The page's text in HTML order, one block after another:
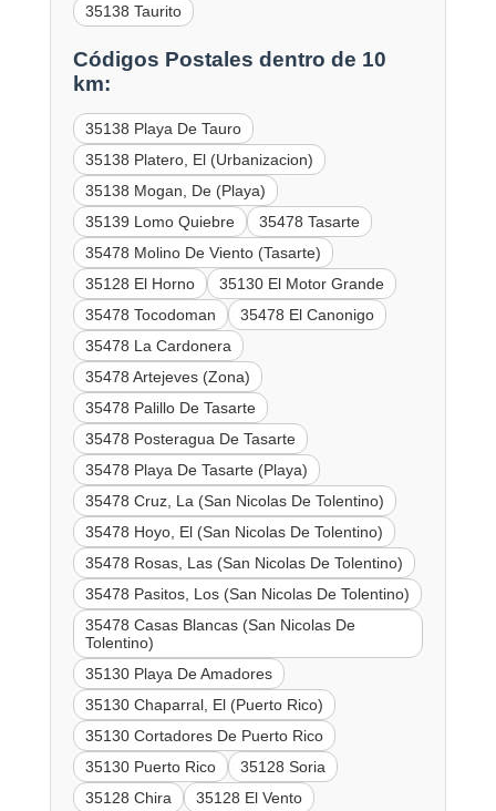
35138 Taurito
Códigos Postales dentro de 10
km:
35138 Playa De Tauro
35138 Platero, El (Urbanizacion)
35138 Mogan, De (Playa)
35139 Lomo Quiebre
35478 Tasarte
35478 Molino De Viento (Tasarte)
35128 El Horno
35130 El Motor Grande
35478 Tocodoman
35478 El Canonigo
35478 La Cardonera
35478 Artejeves (Zona)
35478 Palillo De Tasarte
35478 Posteragua De Tasarte
35478 Playa De Tasarte (Playa)
35478 Cruz, La (San Nicolas De Tolentino)
35478 Hoyo, El (San Nicolas De Tolentino)
35478 Rosas, Las (San Nicolas De Tolentino)
35478 Pasitos, Los (San Nicolas De Tolentino)
35478 Casas Blancas (San Nicolas De
Tolentino)
35130 Playa De Amadores
35130 Chaparral, El (Puerto Rico)
35130 Cortadores De Puerto Rico
35130 Puerto Rico
35128 Soria
35128 Chira
35128 El Vento